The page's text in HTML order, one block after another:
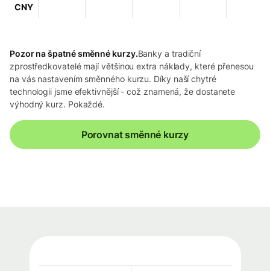
CNY
Pozor na špatné směnné kurzy.Banky a tradiční
zprostředkovatelé mají většinou extra náklady, které přenesou
na vás nastavením směnného kurzu. Díky naší chytré
technologii jsme efektivnější - což znamená, že dostanete
výhodný kurz. Pokaždé.
Porovnat směnné kurzy